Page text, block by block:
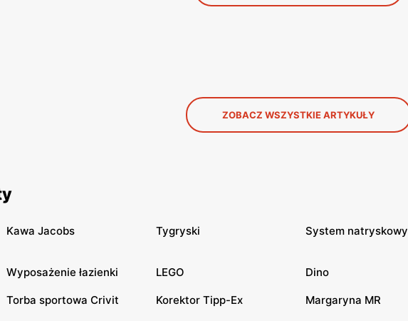
ZOBACZ WSZYSTKIE ARTYKUŁY
Kawa Jacobs Tygryski System natryskowy
Wyposażenie łazienki LEGO Dino
Torba sportowa Crivit Korektor Tipp-Ex Margaryna MR